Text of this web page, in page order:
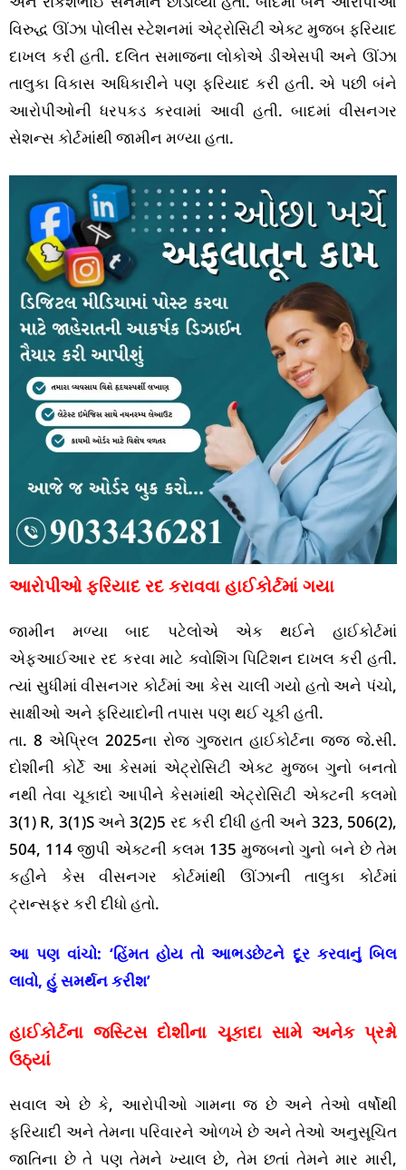
વિરુદ્ધ ઊંઝા પોલીસ સ્ટેશનમાં એટ્રોસિટી એક્ટ મુજબ ફરિયાદ
દાખલ કરી હતી. દલિત સમાજના લોકોએ ડીએસપી અને ઊંઝા
તાલુકા વિકાસ અધિકારીને પણ ફરિયાદ કરી હતી. એ પછી બંને
આરોપીઓની ધરપકડ કરવામાં આવી હતી. બાદમાં વીસનગર
સેશન્સ કોર્ટમાંથી જામીન મળ્યા હતા.
આરોપીઓ ફરિયાદ રદ કરાવવા હાઈકોર્ટમાં ગયા
જામીન મળ્યા બાદ પટેલોએ એક થઈને હાઈકોર્ટમાં
એફઆઈઆર રદ કરવા માટે ક્વોશિંગ પિટિશન દાખલ કરી હતી.
ત્યાં સુધીમાં વીસનગર કોર્ટમાં આ કેસ ચાલી ગયો હતો અને પંચો,
સાક્ષીઓ અને ફરિયાદોની તપાસ પણ થઈ ચૂકી હતી.
તા. 8 એપ્રિલ 2025ના રોજ ગુજરાત હાઈકોર્ટના જજ જે.સી.
દોશીની કોર્ટે આ કેસમાં એટ્રોસિટી એક્ટ મુજબ ગુનો બનતો
નથી તેવા ચૂકાદો આપીને કેસમાંથી એટ્રોસિટી એક્ટની કલમો
3(1) R, 3(1)S અને 3(2)5 રદ કરી દીધી હતી અને 323, 506(2),
504, 114 જીપી એક્ટની કલમ 135 મુજબનો ગુનો બને છે તેમ
કહીને કેસ વીસનગર કોર્ટમાંથી ઊંઝાની તાલુકા કોર્ટમાં
ટ્રાન્સફર કરી દીધો હતો.
આ પણ વાંચો: ‘હિંમત હોય તો આભડછેટને દૂર કરવાનું બિલ
લાવો, હું સમર્થન કરીશ’
હાઈકોર્ટના જસ્ટિસ દોશીના ચૂકાદા સામે અનેક પ્રશ્નો
ઉઠ્યાં
સવાલ એ છે કે, આરોપીઓ ગામના જ છે અને તેઓ વર્ષોથી
ફરિયાદી અને તેમના પરિવારને ઓળખે છે અને તેઓ અનુસૂચિત
જાતિના છે તે પણ તેમને ખ્યાલ છે, તેમ છતાં તેમને માર મારી,